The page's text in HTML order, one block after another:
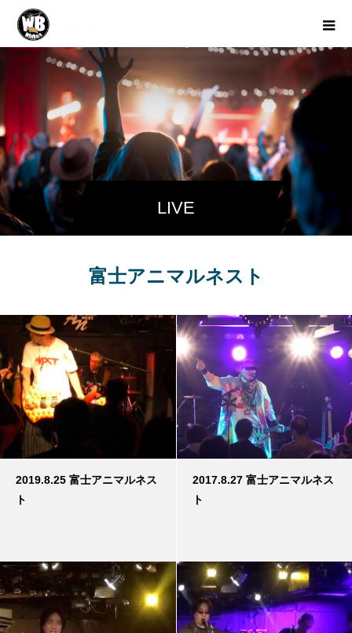
LIVE
富士アニマルネスト
2019.8.25 富士アニマルネス
ト
2017.8.27 富士アニマルネス
ト